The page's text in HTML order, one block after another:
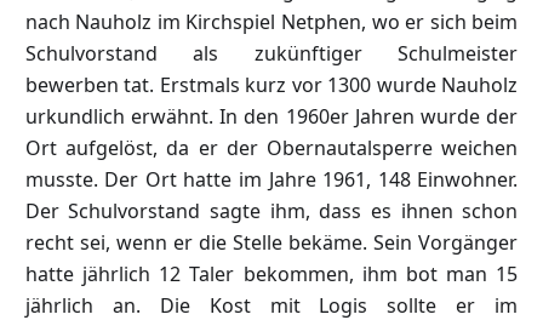
nach Nauholz im Kirchspiel Netphen, wo er sich beim
Schulvorstand als zukünftiger Schulmeister
bewerben tat. Erstmals kurz vor 1300 wurde Nauholz
urkundlich erwähnt. In den 1960er Jahren wurde der
Ort aufgelöst, da er der Obernautalsperre weichen
musste. Der Ort hatte im Jahre 1961, 148 Einwohner.
Der Schulvorstand sagte ihm, dass es ihnen schon
recht sei, wenn er die Stelle bekäme. Sein Vorgänger
hatte jährlich 12 Taler bekommen, ihm bot man 15
jährlich an. Die Kost mit Logis sollte er im